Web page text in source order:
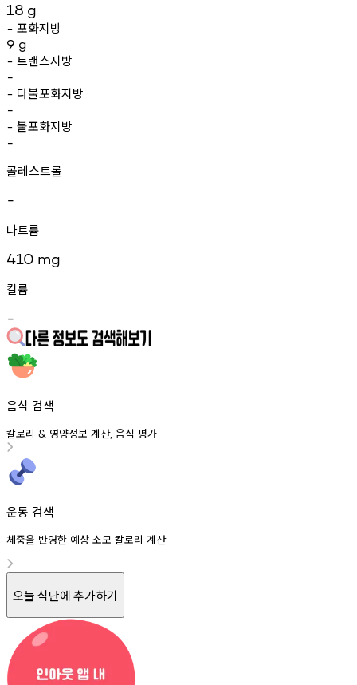
18 g
- 포화지방
9 g
- 트랜스지방
-
- 다불포화지방
-
- 불포화지방
-
콜레스트롤
-
나트륨
410 mg
칼륨
-
음식 검색
칼로리 & 영양정보 계산, 음식 평가
운동 검색
체중을 반영한 예상 소모 칼로리 계산
오늘 식단에 추가하기